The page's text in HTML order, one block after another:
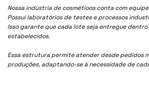
Nossa indústria de cosmétioos conta com
Possui laboratórios de testes e processos
Isso garante que cada lote seja entregue
estabelecidos.
Essa estrutura permite atender desde pedidos
produções, adaptando-se à necessidade de